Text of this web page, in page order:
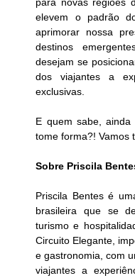
elevem o padrão
aprimorar nossa
destinos
desejam se
dos viajantes a
exclusivas.
E quem sabe,
tome forma?! Vamos
Sobre Priscila
Priscila Bentes é
brasileira que se
turismo e
Circuito Elegante,
e gastronomia, com
viajantes a